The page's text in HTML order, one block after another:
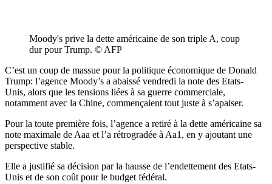
Moody's prive la dette américaine de son triple A, coup
dur pour Trump. © AFP
C’est un coup de massue pour la politique économique de Donald
Trump: l’agence Moody’s a abaissé vendredi la note des Etats-
Unis, alors que les tensions liées à sa guerre commerciale,
notamment avec la Chine, commençaient tout juste à s’apaiser.
Pour la toute première fois, l’agence a retiré à la dette américaine sa
note maximale de Aaa et l’a rétrogradée à Aa1, en y ajoutant une
perspective stable.
Elle a justifié sa décision par la hausse de l’endettement des Etats-
Unis et de son coût pour le budget fédéral.